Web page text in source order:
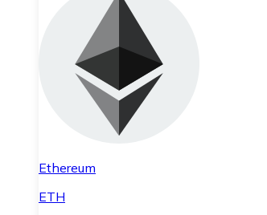
Ethereum
ETH